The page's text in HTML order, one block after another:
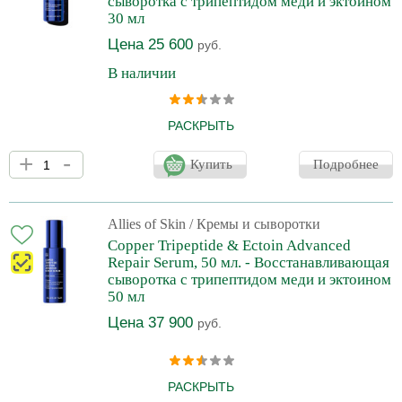
30 мл
Цена 25 600 руб.
В наличии
РАСКРЫТЬ
Сыворотка с клинически проверенной
ультраконцентрированной формулой восстанавливает и
укрепляет кожу, минимизирует покраснение и раздражение,
кожи, особенно при высокой чувствительности и в
постпроцедурный период. При постоянном применении: -
Мгновенно увлажняет кожу. - Делает кожу гладкой и сияющей. -
Значительное улучшение качества кожи. - Устранение
покраснений и раздражений. -
+ - Купить Подробнее
Allies of Skin / Кремы и сыворотки
Copper Tripeptide & Ectoin Advanced
Repair Serum, 50 мл. - Восстанавливающая
сыворотка с трипептидом меди и эктоином
50 мл
Цена 37 900 руб.
РАСКРЫТЬ